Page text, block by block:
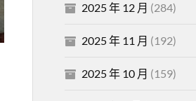
2025 年 12 月 (284)
2025 年 11 月 (192)
2025 年 10 月 (159)